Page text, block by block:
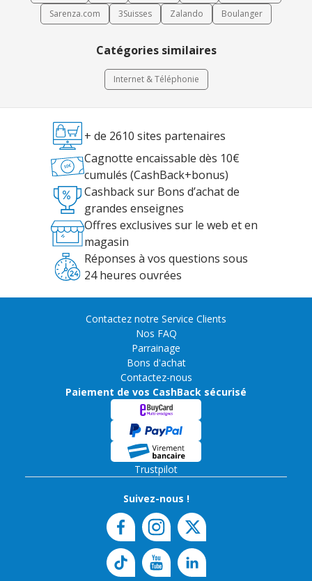
Sarenza.com
3Suisses Zalando Boulanger
Catégories similaires
Internet & Téléphonie
+ de 2610 sites partenaires
Cagnotte encaissable dès 10€
cumulés (CashBack+bonus)
Cashback sur Bons d’achat de
grandes enseignes
Offres exclusives sur le web et en
magasin
Réponses à vos questions sous
24 heures ouvrées
Contactez notre Service Clients
Nos FAQ
Parrainage
Bons d'achat
Contactez-nous
Paiement de vos CashBack sécurisé
Trustpilot
Suivez-nous !